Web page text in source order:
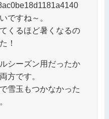
ですね～。
くるほど暑くなるの
！
シーズン用だったか
方です。
雪玉もつかなかった